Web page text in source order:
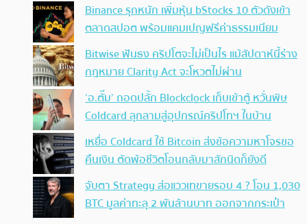
Binance รุกหนัก เพิ่มหุ้น bStocks 10 ตัวดังเข้า
ตลาดสปอต พร้อมแคมเปญฟรีค่าธรรมเนียม
Bitwise ฟันธง คริปโตจะไม่เป็นไร แม้สัปดาห์นี้ร่าง
กฎหมาย Clarity Act จะโหวตไม่ผ่าน
‘อ.ตั๊ม’ ถอดปลั้ก Blockclock เก็บเข้าตู้ หวั่นพิษ
Coldcard ลุกลามสู่อุปกรณ์คริปโทฯ ในบ้าน
เหยื่อ Coldcard ใช้ Bitcoin ส่งข้อความหาโจรขอ
คืนเงิน ตัดพ้อชีวิตโอนกลับมาสักนิดก็ยังดี
จับตา Strategy ส่อแววเทขายรอบ 4 ? โอน 1,030
BTC มูลค่าทะลุ 2 พันล้านบาท ออกจากกระเป๋า